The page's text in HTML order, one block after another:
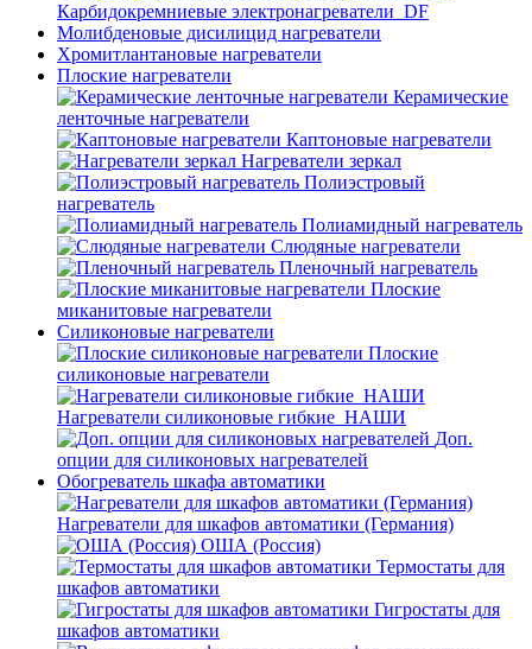
Карбидокремниевые электронагреватели_DF
Молибденовые дисилицид нагреватели
Хромитлантановые нагреватели
Плоские нагреватели
Керамические
ленточные нагреватели
Каптоновые нагреватели
Нагреватели зеркал
Полиэстровый
нагреватель
Полиамидный нагреватель
Слюдяные нагреватели
Пленочный нагреватель
Плоские
миканитовые нагреватели
Силиконовые нагреватели
Плоские
силиконовые нагреватели
Нагреватели силиконовые гибкие_НАШИ
Доп.
опции для силиконовых нагревателей
Обогреватель шкафа автоматики
Нагреватели для шкафов автоматики (Германия)
ОША (Россия)
Термостаты для
шкафов автоматики
Гигростаты для
шкафов автоматики